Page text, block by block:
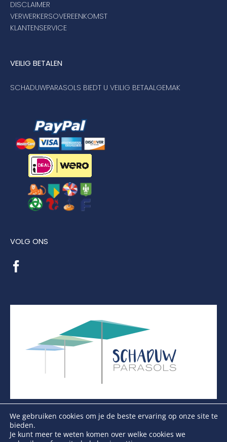
DISCLAIMER
VERWERKERSOVEREENKOMST
KLANTENSERVICE
VEILIG BETALEN
SCHADUWPARASOLS BIEDT U VEILIG BETAALGEMAK
VOLG ONS
We gebruiken cookies om je de beste ervaring op onze site te
bieden.
Je kunt meer te weten komen over welke cookies we